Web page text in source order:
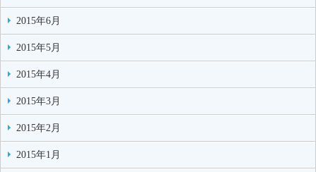
2015年6月
2015年5月
2015年4月
2015年3月
2015年2月
2015年1月